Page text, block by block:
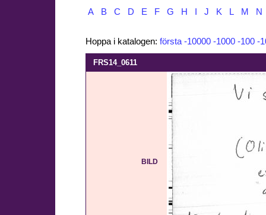
A B C D E F G H J K L M N
Hoppa i katalogen: första -10000 -1000 -100 -
FRS14_0611
BILD